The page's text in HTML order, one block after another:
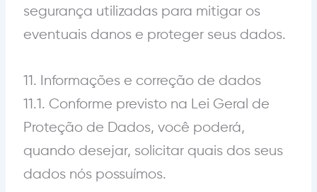
segurança utilizadas para mitigar os
eventuais danos e proteger seus dados.
11. Informações e correção de dados
11.1. Conforme previsto na Lei Geral de
Proteção de Dados, você poderá,
quando desejar, solicitar quais dos seus
dados nós possuímos.